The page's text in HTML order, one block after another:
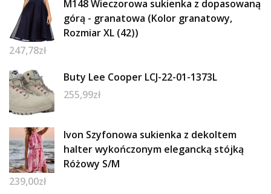
M148 Wieczorowa sukienka z dopasowaną
górą - granatowa (Kolor granatowy,
Rozmiar XL (42))
247,78zł
Buty Lee Cooper LCJ-22-01-1373L
255,99zł
Ivon Szyfonowa sukienka z dekoltem
halter wykończonym elegancką stójką
Różowy S/M
239,00zł